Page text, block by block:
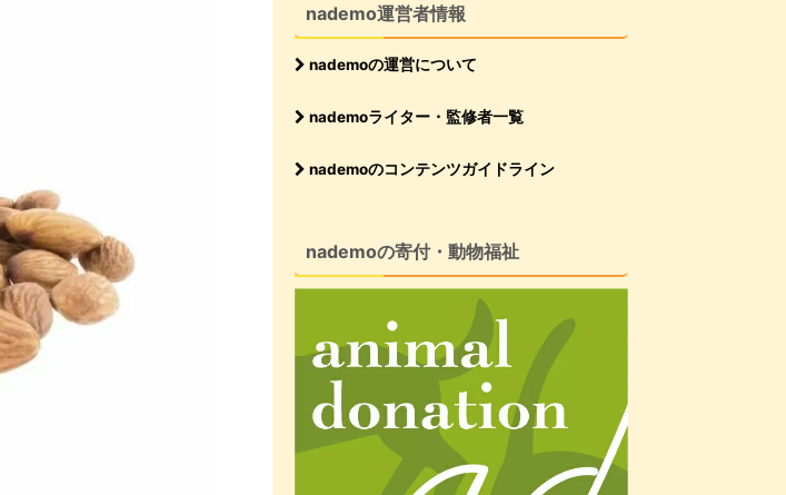
nademo運営者情報
nademoの運営について
nademoライター・監修者一覧
nademoのコンテンツガイドライン
nademoの寄付・動物福祉